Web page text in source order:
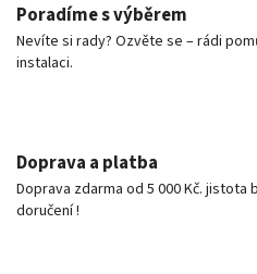
Poradíme s výběrem
Nevíte si rady? Ozvěte se – rádi
instalaci.
Doprava a platba
Doprava zdarma od 5 000 Kč. jistota
doručení !